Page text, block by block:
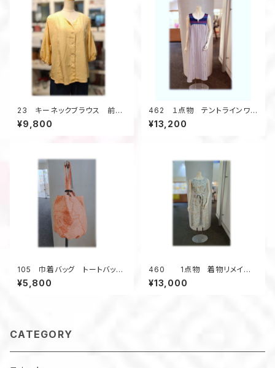
23 キーネックブラウス 前開
きブラウス 着物アップサイク
ル オーバーブラウス 黄色
¥9,800
462 １点物 テントラインワン
ピース ジャンパースカート
浴衣リメイク 大きいサイ
¥13,200
105 巾着バッグ トートバッ
グ バケツ型バッグ 小さいサ
イズ 総絞り着物 オレンジ
¥5,800
460 1点物 着物リメイ
ク Aラインワンピース ジャン
パースカート 小さいサイズ
¥13,000
CATEGORY